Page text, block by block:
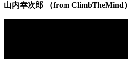
山内幸次郎 （from ClimbTheMind）